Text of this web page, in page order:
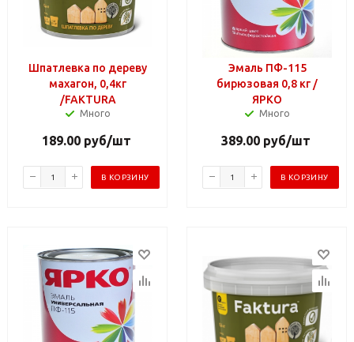
Шпатлевка по дереву
махагон, 0,4кг
/FAKTURA
Много
189.00руб/шт
В КОРЗИНУ
Эмаль ПФ-115
бирюзовая 0,8 кг /
ЯРКО
Много
389.00руб/шт
В КОРЗИНУ